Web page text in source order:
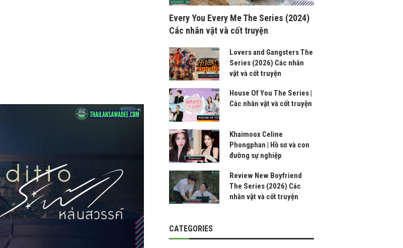
Every You Every Me The Series (2024)
Các nhân vật và cốt truyện
Lovers and Gangsters The
Series (2026) Các nhân
vật và cốt truyện
House Of You The Series |
Các nhân vật và cốt truyện
Khaimoox Celine
Phongphan | Hồ sơ và con
đường sự nghiệp
Review New Boyfriend
The Series (2026) Các
nhân vật và cốt truyện
CATEGORIES